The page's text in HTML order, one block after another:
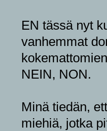
EN tässä nyt
vanhemmat
NEIN, NON.
Minä tiedän,
miehiä, jotka